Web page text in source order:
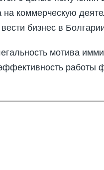
на коммерческую
бизнес в
мотива
работы